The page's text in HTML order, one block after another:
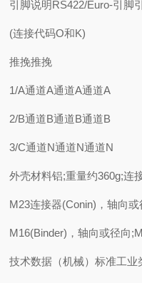
引脚说明RS422/Euro-引脚
(连接代码O和K)
推挽推挽
1/A通道A通道A通道A
2/B通道B通道B通道B
3/C通道N通道N通道N
外壳材料铝;重量约360g;连
M23连接器(Conin)，轴向
M16(Binder)，轴向或径向
技术数据（机械）标准工业